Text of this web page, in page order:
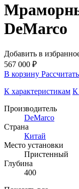
DeMarco
Добавить в
567 000 ₽
В корзину
К характеристикам К
Производитель
DeMarco
Страна
Китай
Место установки
Пристенный
Глубина
400